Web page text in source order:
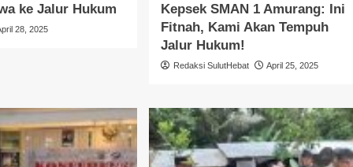
ke Jalur Hukum
28, 2025
Kepsek SMAN 1 Amurang: Ini
Fitnah, Kami Akan Tempuh
Jalur Hukum!
Redaksi SulutHebat April 25, 2025